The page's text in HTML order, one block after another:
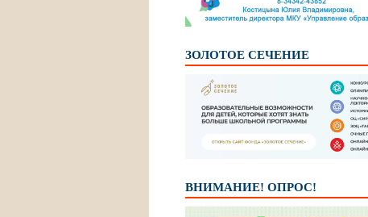
ЗОЛОТОЕ СЕЧЕНИЕ
ВНИМАНИЕ! ОПРОС!